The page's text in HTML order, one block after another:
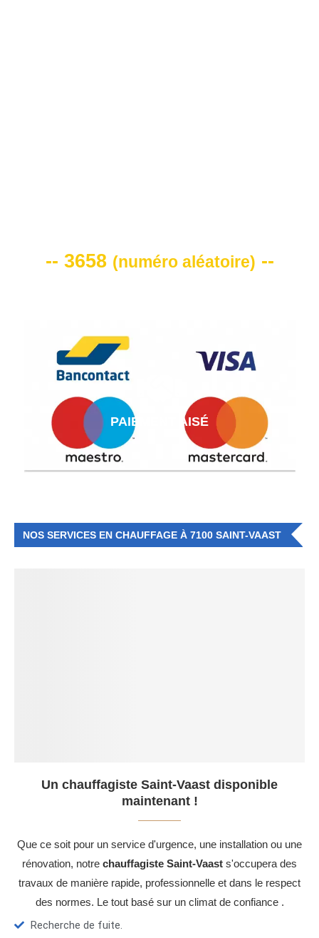
-- 3658 (numéro aléatoire) --
PAIEMENT AISÉ
NOS SERVICES EN CHAUFFAGE À 7100 SAINT-VAAST
Un chauffagiste Saint-Vaast disponible
maintenant !
Que ce soit pour un service d'urgence, une installation ou une
rénovation, notre chauffagiste Saint-Vaast s'occupera des
travaux de manière rapide, professionnelle et dans le respect
des normes. Le tout basé sur un climat de confiance .
Recherche de fuite.